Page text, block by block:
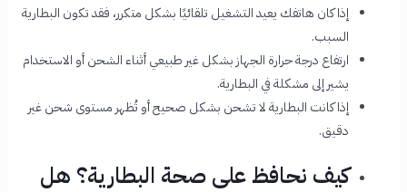
إذا كان هاتفك يعيد التشغيل تلقائيًا بشكل متكرر، فقد تكون البطارية
السبب.
ارتفاع درجة حرارة الجهاز بشكل غير طبيعي أثناء الشحن أو الاستخدام
يشير إلى مشكلة في البطارية.
إذا كانت البطارية لا تشحن بشكل صحيح أو تُظهر مستوى شحن غير
دقيق.
كيف نحافظ على صحة البطارية؟ هل